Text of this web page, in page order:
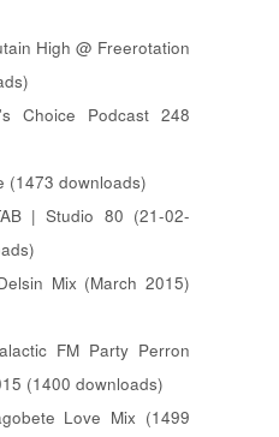
High @ Freerotation
Choice Podcast 248
(1473 downloads)
| Studio 80 (21-02-
Mix (March 2015)
FM Party Perron
(1400 downloads)
Love Mix (1499